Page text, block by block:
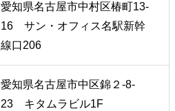
愛知県名古屋市中村区椿町13-
16 サン・オフィス名駅新幹
線口206
愛知県名古屋市中区錦２-8-
23 キタムラビル1F